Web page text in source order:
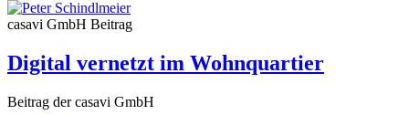
casavi GmbH Beitrag
Digital vernetzt im Wohnquartier
Beitrag der casavi GmbH